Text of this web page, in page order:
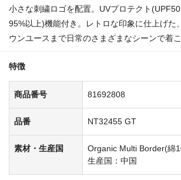
小さな刺繍ロゴを配置。UVプロテクト
95%以上)機能付き。レトロな印象に仕上げた
ウンユースまで日常のさまざまなシーンで着
特徴
商品番号 81692808
品番 NT32455 GT
素材・生産国
Organic Multi Border(綿
生産国：中国